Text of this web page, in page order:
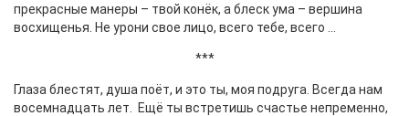
прекрасные манеры – твой конёк, а блеск ума – вершина
восхищенья. Не урони свое лицо, всего тебе, всего …
***
Глаза блестят, душа поёт, и это ты, моя подруга. Всегда нам
восемнадцать лет. Ещё ты встретишь счастье непременно,